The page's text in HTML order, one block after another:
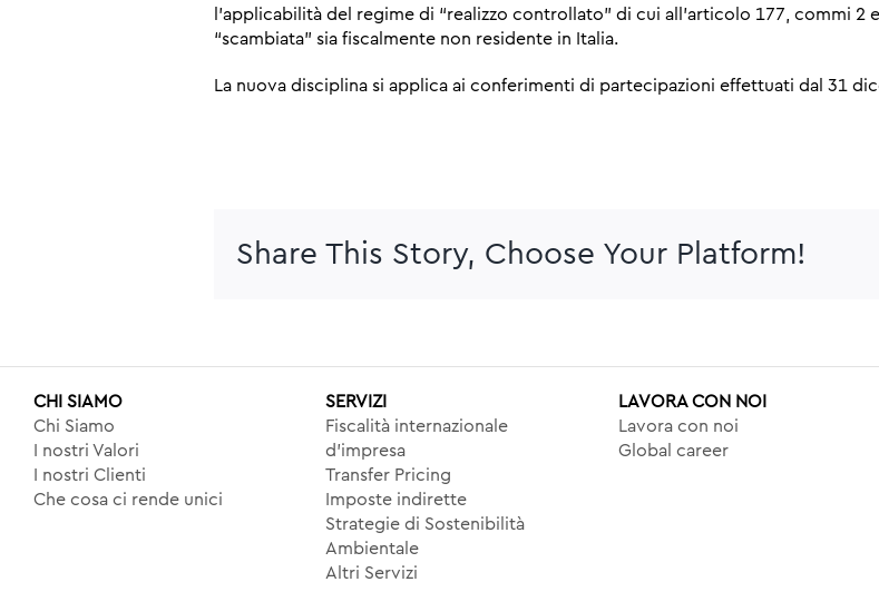
l’applicabilità del regime di “realizzo controllato” di cui all’articolo 177, commi 2
“scambiata” sia fiscalmente non residente in Italia.
La nuova disciplina si applica ai conferimenti di partecipazioni effettuati dal 31
Share This Story, Choose Your Platform!
CHI SIAMO
Chi Siamo
I nostri Valori
I nostri Clienti
Che cosa ci rende unici
SERVIZI
Fiscalità internazionale
d’impresa
Transfer Pricing
Imposte indirette
Strategie di Sostenibilità
Ambientale
Altri Servizi
LAVORA CON NOI
Lavora con noi
Global career